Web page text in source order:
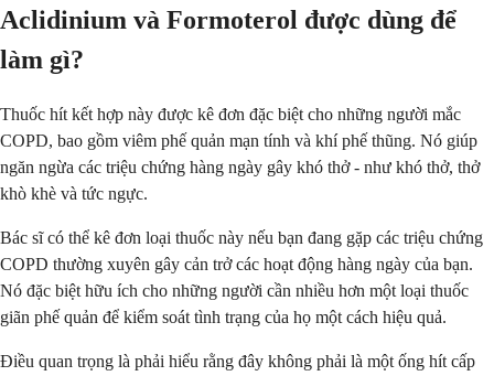
Aclidinium và Formoterol được dùng để
làm gì?
Thuốc hít kết hợp này được kê đơn đặc biệt cho những người mắc
COPD, bao gồm viêm phế quản mạn tính và khí phế thũng. Nó giúp
ngăn ngừa các triệu chứng hàng ngày gây khó thở - như khó thở, thở
khò khè và tức ngực.
Bác sĩ có thể kê đơn loại thuốc này nếu bạn đang gặp các triệu chứng
COPD thường xuyên gây cản trở các hoạt động hàng ngày của bạn.
Nó đặc biệt hữu ích cho những người cần nhiều hơn một loại thuốc
giãn phế quản để kiểm soát tình trạng của họ một cách hiệu quả.
Điều quan trọng là phải hiểu rằng đây không phải là một ống hít cấp